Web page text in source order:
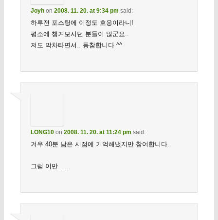
Joyhon 2008. 11. 20. at 9:34 pm said:
하루전 포스팅에 이정도 호응이라니!
평소에 챙겨보시던 분들이 많군요..
저도 막차타면서.. 동참합니다 ^^
LONG10on 2008. 11. 20. at 11:24 pm said:
겨우 40분 남은 시점에 기억해냈지만 참여합니다.
그럼 이만……